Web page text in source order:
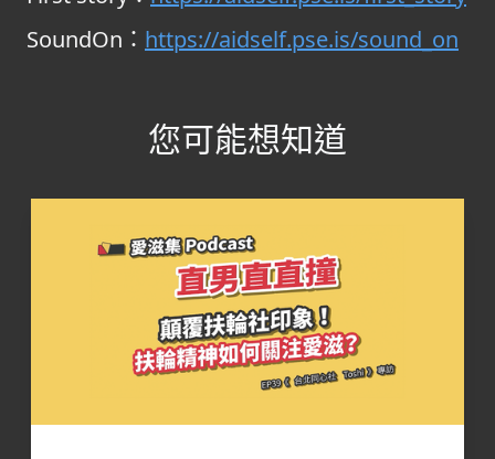
SoundOn： https://aidself.pse.is/sound_on
您可能想知道